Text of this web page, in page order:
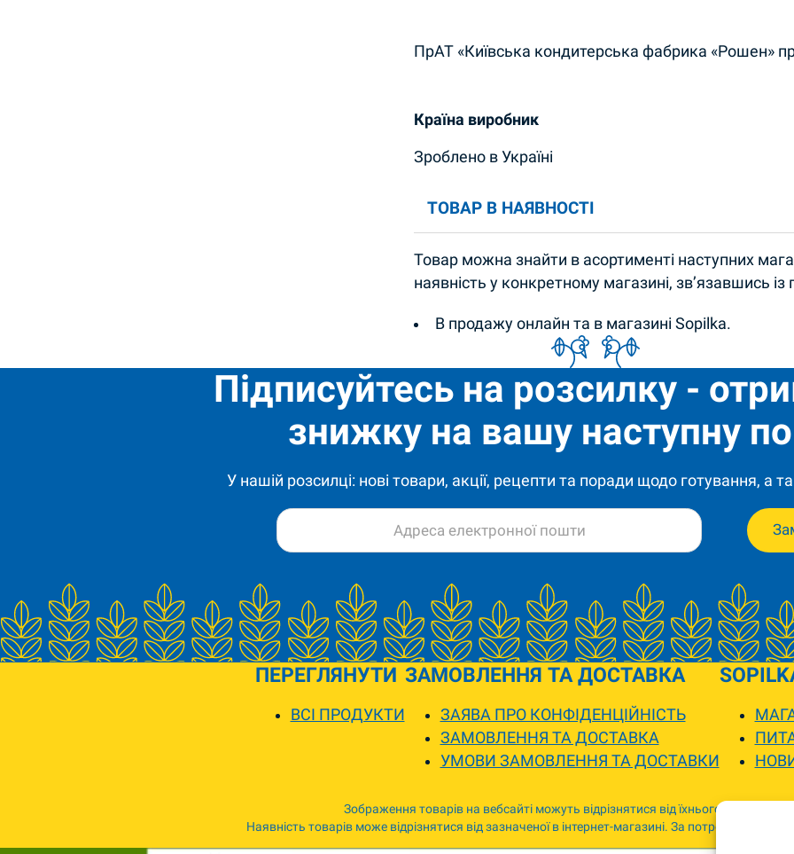
ПрАТ «Київська кондитерська фабрика «Рошен»
Країна виробник
Зроблено в Україні
ТОВАР В НАЯВНОСТІ
Товар можна знайти в асортименті наступних
наявність у конкретному магазині, зв’язавшись
В продажу онлайн та в магазині Sopilka.
Підписуйтесь на розсилку -
знижку на вашу наступну
У нашій розсилці: нові товари, акції, рецепти та поради щодо готування, а
ПЕРЕГЛЯНУТИ
ВСІ ПРОДУКТИ
ЗАМОВЛЕННЯ ТА ДОСТАВКА
ЗАЯВА ПРО КОНФІДЕНЦІЙНІСТЬ
ЗАМОВЛЕННЯ ТА ДОСТАВКА
УМОВИ ЗАМОВЛЕННЯ ТА ДОСТАВКИ
Зображення товарів на вебсайті можуть відрізнятися від їхнього фактичного
Наявність товарів може відрізнятися від зазначеної в інтернет-магазині. За потреби ми